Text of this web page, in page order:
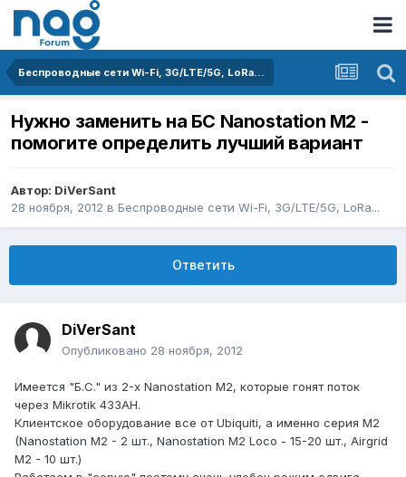
Беспроводные сети Wi-Fi, 3G/LTE/5G, LoRa...
Нужно заменить на БС Nanostation M2 -
помогите определить лучший вариант
Автор: DiVerSant
28 ноября, 2012 в Беспроводные сети Wi-Fi, 3G/LTE/5G, LoRa...
Ответить
DiVerSant
Опубликовано 28 ноября, 2012
Имеется "Б.С." из 2-х Nanostation M2, которые гонят поток
через Mikrotik 433AH.
Клиентское оборудование все от Ubiquiti, а именно серия M2
(Nanostation M2 - 2 шт., Nanostation M2 Loco - 15-20 шт., Airgrid
M2 - 10 шт.)